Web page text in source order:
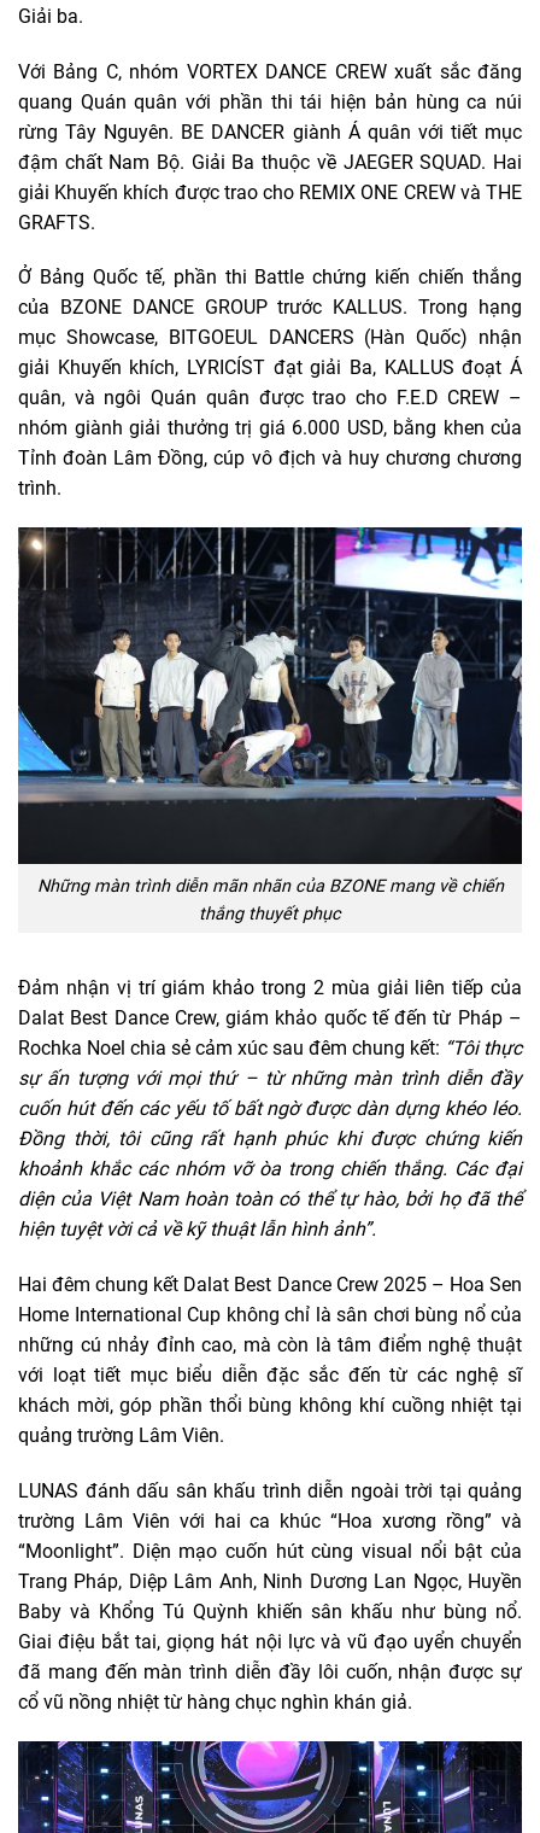
Giải ba.
Với Bảng C, nhóm VORTEX DANCE CREW xuất sắc đăng
quang Quán quân với phần thi tái hiện bản hùng ca núi
rừng Tây Nguyên. BE DANCER giành Á quân với tiết mục
đậm chất Nam Bộ. Giải Ba thuộc về JAEGER SQUAD. Hai
giải Khuyến khích được trao cho REMIX ONE CREW và THE
GRAFTS.
Ở Bảng Quốc tế, phần thi Battle chứng kiến chiến thắng
của BZONE DANCE GROUP trước KALLUS. Trong hạng
mục Showcase, BITGOEUL DANCERS (Hàn Quốc) nhận
giải Khuyến khích, LYRICÍST đạt giải Ba, KALLUS đoạt Á
quân, và ngôi Quán quân được trao cho F.E.D CREW –
nhóm giành giải thưởng trị giá 6.000 USD, bằng khen của
Tỉnh đoàn Lâm Đồng, cúp vô địch và huy chương chương
trình.
Những màn trình diễn mãn nhãn của BZONE mang về chiến
thắng thuyết phục
Đảm nhận vị trí giám khảo trong 2 mùa giải liên tiếp của
Dalat Best Dance Crew, giám khảo quốc tế đến từ Pháp –
Rochka Noel chia sẻ cảm xúc sau đêm chung kết: “Tôi thực
sự ấn tượng với mọi thứ – từ những màn trình diễn đầy
cuốn hút đến các yếu tố bất ngờ được dàn dựng khéo léo.
Đồng thời, tôi cũng rất hạnh phúc khi được chứng kiến
khoảnh khắc các nhóm vỡ òa trong chiến thắng. Các đại
diện của Việt Nam hoàn toàn có thể tự hào, bởi họ đã thể
hiện tuyệt vời cả về kỹ thuật lẫn hình ảnh”.
Hai đêm chung kết Dalat Best Dance Crew 2025 – Hoa Sen
Home International Cup không chỉ là sân chơi bùng nổ của
những cú nhảy đỉnh cao, mà còn là tâm điểm nghệ thuật
với loạt tiết mục biểu diễn đặc sắc đến từ các nghệ sĩ
khách mời, góp phần thổi bùng không khí cuồng nhiệt tại
quảng trường Lâm Viên.
LUNAS đánh dấu sân khấu trình diễn ngoài trời tại quảng
trường Lâm Viên với hai ca khúc “Hoa xương rồng” và
“Moonlight”. Diện mạo cuốn hút cùng visual nổi bật của
Trang Pháp, Diệp Lâm Anh, Ninh Dương Lan Ngọc, Huyền
Baby và Khổng Tú Quỳnh khiến sân khấu như bùng nổ.
Giai điệu bắt tai, giọng hát nội lực và vũ đạo uyển chuyển
đã mang đến màn trình diễn đầy lôi cuốn, nhận được sự
cổ vũ nồng nhiệt từ hàng chục nghìn khán giả.